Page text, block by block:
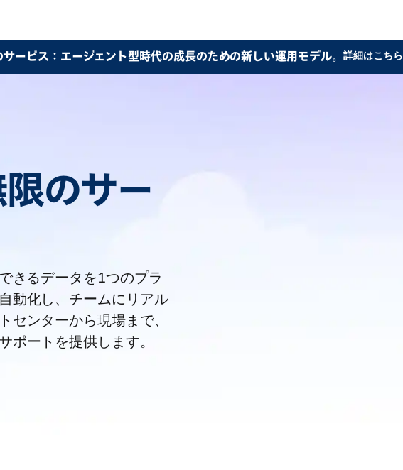
サービス：エージェント型時代の成長のための新しい運用モデル。詳細はこちら
のサー
きるデータを1つのプラ
動化し、チームにリアル
センターから現場まで、
ポートを提供します。